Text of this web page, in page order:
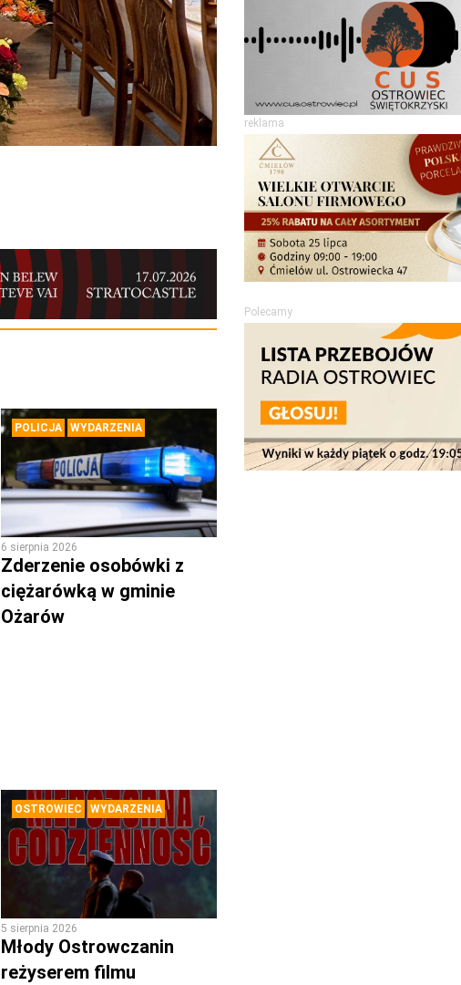
POLICJA WYDARZENIA
6 sierpnia 2026
Zderzenie osobówki z
ciężarówką w gminie
Ożarów
OSTROWIEC WYDARZENIA
5 sierpnia 2026
Młody Ostrowczanin
reżyserem filmu
reklama
Polecamy